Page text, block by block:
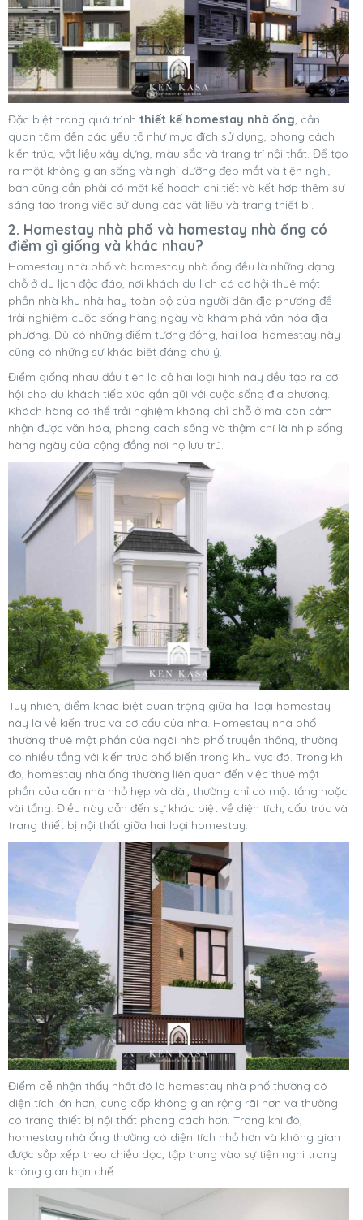
Đặc biệt trong quá trình thiết kế homestay nhà ống, cần
quan tâm đến các yếu tố như mục đích sử dụng, phong cách
kiến trúc, vật liệu xây dựng, màu sắc và trang trí nội thất. Để tạo
ra một không gian sống và nghỉ dưỡng đẹp mắt và tiện nghi,
bạn cũng cần phải có một kế hoạch chi tiết và kết hợp thêm sự
sáng tạo trong việc sử dụng các vật liệu và trang thiết bị.
2. Homestay nhà phố và homestay nhà ống có
điểm gì giống và khác nhau?
Homestay nhà phố và homestay nhà ống đều là những dạng
chỗ ở du lịch độc đáo, nơi khách du lịch có cơ hội thuê một
phần nhà khu nhà hay toàn bộ của người dân địa phương để
trải nghiệm cuộc sống hàng ngày và khám phá văn hóa địa
phương. Dù có những điểm tương đồng, hai loại homestay này
cũng có những sự khác biệt đáng chú ý.
Điểm giống nhau đầu tiên là cả hai loại hình này đều tạo ra cơ
hội cho du khách tiếp xúc gần gũi với cuộc sống địa phương.
Khách hàng có thể trải nghiệm không chỉ chỗ ở mà còn cảm
nhận được văn hóa, phong cách sống và thậm chí là nhịp sống
hàng ngày của cộng đồng nơi họ lưu trú.
Tuy nhiên, điểm khác biệt quan trọng giữa hai loại homestay
này là về kiến trúc và cơ cấu của nhà. Homestay nhà phố
thường thuê một phần của ngôi nhà phố truyền thống, thường
có nhiều tầng với kiến trúc phổ biến trong khu vực đó. Trong khi
đó, homestay nhà ống thường liên quan đến việc thuê một
phần của căn nhà nhỏ hẹp và dài, thường chỉ có một tầng hoặc
vài tầng. Điều này dẫn đến sự khác biệt về diện tích, cấu trúc và
trang thiết bị nội thất giữa hai loại homestay.
Điểm dễ nhận thấy nhất đó là homestay nhà phố thường có
diện tích lớn hơn, cung cấp không gian rộng rãi hơn và thường
có trang thiết bị nội thất phong cách hơn. Trong khi đó,
homestay nhà ống thường có diện tích nhỏ hơn và không gian
được sắp xếp theo chiều dọc, tập trung vào sự tiện nghi trong
không gian hạn chế.